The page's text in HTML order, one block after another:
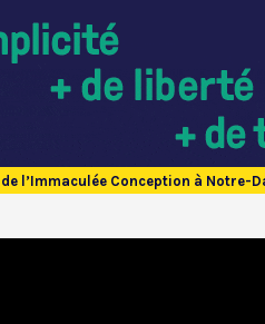
de l’Immaculée Conception à Notre-